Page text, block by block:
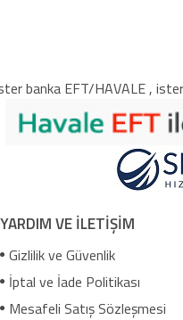
banka EFT/HAVALE ,
YARDIM VE İLETİŞİM
Gizlilik ve Güvenlik
İptal ve İade Politikası
Mesafeli Satış Sözleşmesi